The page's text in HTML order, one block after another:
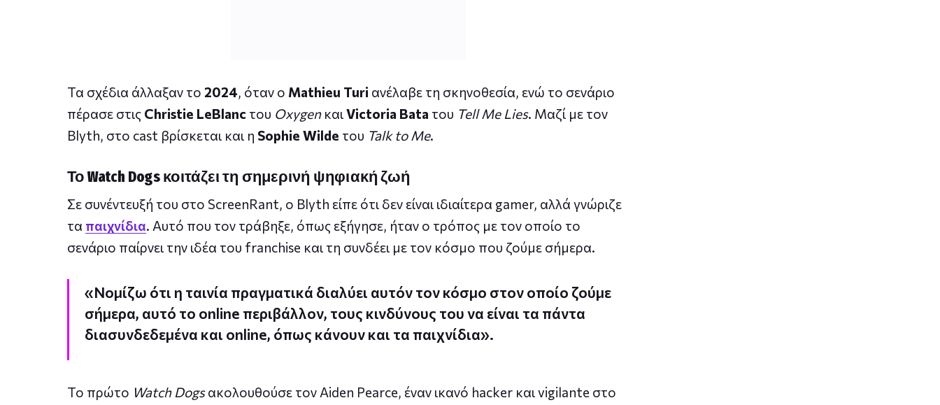
Τα σχέδια άλλαξαν το 2024, όταν ο Mathieu Turi ανέλαβε τη σκηνοθεσία, ενώ το σενάριο
πέρασε στις Christie LeBlanc του OxygenκαιVictoria Bata του Tell Me Lies. Μαζί με τον
Blyth, στο cast βρίσκεται και η Sophie Wilde του Talk to Me.
Το Watch Dogs κοιτάζει τη σημερινή ψηφιακή ζωή
Σε συνέντευξή του στο ScreenRant, ο Blyth είπε ότι δεν είναι ιδιαίτερα gamer, αλλά γνώριζε
τα παιχνίδια. Αυτό που τον τράβηξε, όπως εξήγησε, ήταν ο τρόπος με τον οποίο το
σενάριο παίρνει την ιδέα του franchise και τη συνδέει με τον κόσμο που ζούμε σήμερα.
«Νομίζω ότι η ταινία πραγματικά διαλύει αυτόν τον κόσμο στον οποίο ζούμε
σήμερα, αυτό το online περιβάλλον, τους κινδύνους του να είναι τα πάντα
διασυνδεδεμένα και online, όπως κάνουν και τα παιχνίδια».
Το πρώτο Watch Dogsακολουθούσε τον Aiden Pearce, έναν ικανό hacker και vigilante στο